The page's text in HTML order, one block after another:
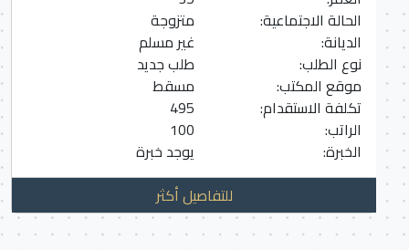
الحالة الاجتماعية:
متزوجة
الديانة:
غير مسلم
نوع الطلب:
طلب جديد
موقع المكتب:
مسقط
تكلفة الاستقدام:
495
الراتب:
100
الخبرة:
يوجد خبرة
للتفاصيل أكثر